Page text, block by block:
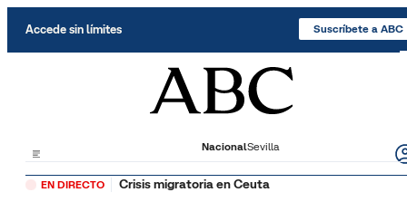
Accede sin límites Suscríbete a ABC
NacionalSevilla
EN DIRECTO Crisis migratoria en Ceuta